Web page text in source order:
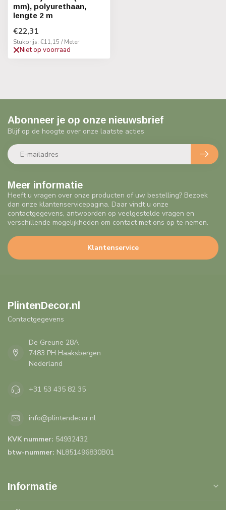
mm), polyurethaan,
lengte 2 m
€22,31
Stukprijs: €11,15 / Meter
Niet op voorraad
Meer informatie
Heeft u vragen over onze producten of uw bestelling? Bezoek
dan onze klantenservicepagina. Daar vindt u onze
contactgegevens, antwoorden op veelgestelde vragen en
verschillende mogelijkheden om contact met ons op te nemen.
Klantenservice
Abonneer je op onze nieuwsbrief
Blijf op de hoogte over onze laatste acties
PlintenDecor.nl
Contactgegevens
De Greune 28A
7483 PH Haaksbergen
Nederland
+31 53 435 82 35
info@plintendecor.nl
KVK nummer: 54932432
btw-nummer: NL851496830B01
Informatie